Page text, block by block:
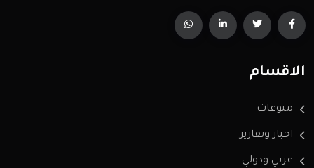
الاقسام
منوعات
اخبار وتقارير
عربي ودولي